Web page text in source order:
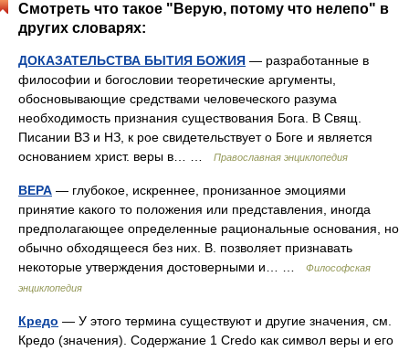
Смотреть что такое "Верую, потому что нелепо" в
других словарях:
ДОКАЗАТЕЛЬСТВА БЫТИЯ БОЖИЯ — разработанные в
философии и богословии теоретические аргументы,
обосновывающие средствами человеческого разума
необходимость признания существования Бога. В Свящ.
Писании ВЗ и НЗ, к рое свидетельствует о Боге и является
основанием христ. веры в… …
Православная энциклопедия
ВЕРА — глубокое, искреннее, пронизанное эмоциями
принятие какого то положения или представления, иногда
предполагающее определенные рациональные основания, но
обычно обходящееся без них. В. позволяет признавать
некоторые утверждения достоверными и… …
Философская
энциклопедия
Кредо — У этого термина существуют и другие значения, см.
Кредо (значения). Содержание 1 Credo как символ веры и его